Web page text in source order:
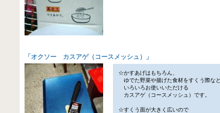
「 オクソー カスアゲ（コースメッシュ） 」
☆かすあげはもちろん、
ゆでた野菜や揚げた食材をすくう際な
いろいろお使いいただける
カスアゲ（コースメッシュ）です。
☆すくう面が大きく広いので